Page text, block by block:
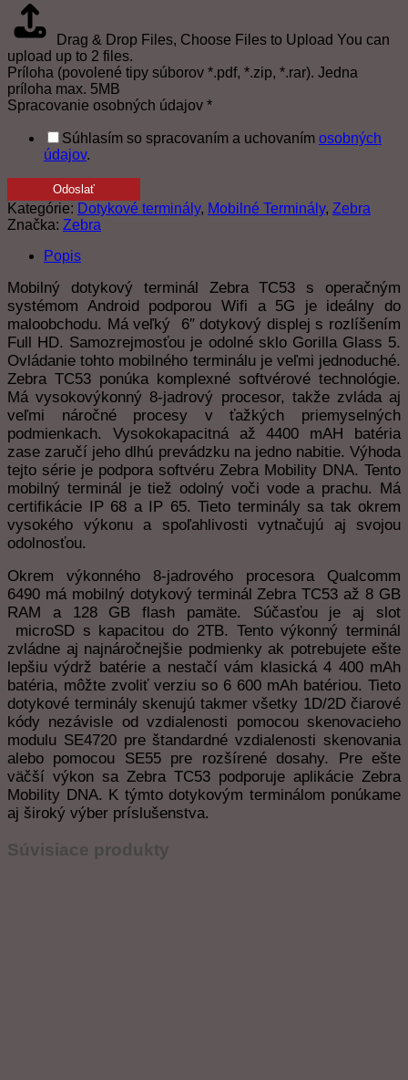
Drag & Drop Files, Choose Files to Upload You can
upload up to 2 files.
Príloha (povolené tipy súborov *.pdf, *.zip, *.rar). Jedna
príloha max. 5MB
Spracovanie osobných údajov *
Súhlasím so spracovaním a uchovaním osobných
údajov.
Odoslať
Kategórie: Dotykové terminály, Mobilné Terminály, Zebra
Značka: Zebra
Popis
Mobilný dotykový terminál Zebra TC53 s operačným
systémom Android podporou Wifi a 5G je ideálny do
maloobchodu. Má veľký 6″ dotykový displej s rozlíšením
Full HD. Samozrejmosťou je odolné sklo Gorilla Glass 5.
Ovládanie tohto mobilného terminálu je veľmi jednoduché.
Zebra TC53 ponúka komplexné softvérové technológie.
Má vysokovýkonný 8-jadrový procesor, takže zvláda aj
veľmi náročné procesy v ťažkých priemyselných
podmienkach. Vysokokapacitná až 4400 mAH batéria
zase zaručí jeho dlhú prevádzku na jedno nabitie. Výhoda
tejto série je podpora softvéru Zebra Mobility DNA. Tento
mobilný terminál je tiež odolný voči vode a prachu. Má
certifikácie IP 68 a IP 65. Tieto terminály sa tak okrem
vysokého výkonu a spoľahlivosti vytnačujú aj svojou
odolnosťou.
Okrem výkonného 8-jadrového procesora Qualcomm
6490 má mobilný dotykový terminál Zebra TC53 až 8 GB
RAM a 128 GB flash pamäte. Súčasťou je aj slot
microSD s kapacitou do 2TB. Tento výkonný terminál
zvládne aj najnáročnejšie podmienky ak potrebujete ešte
lepšiu výdrž batérie a nestačí vám klasická 4 400 mAh
batéria, môžte zvoliť verziu so 6 600 mAh batériou. Tieto
dotykové terminály skenujú takmer všetky 1D/2D čiarové
kódy nezávisle od vzdialenosti pomocou skenovacieho
modulu SE4720 pre štandardné vzdialenosti skenovania
alebo pomocou SE55 pre rozšírené dosahy. Pre ešte
väčší výkon sa Zebra TC53 podporuje aplikácie Zebra
Mobility DNA. K týmto dotykovým terminálom ponúkame
aj široký výber príslušenstva.
Súvisiace produkty